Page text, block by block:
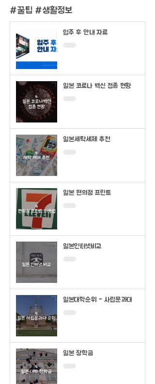
#꿀팁 #생활정보
입주 후 안내 자료
일본 코로나 백신 접종 현황
일본세탁세제 추천
일본 편의점 프린트
일본인터넷비교
일본대학순위 - 사립문과대
일본 장학금